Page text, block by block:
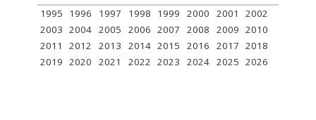
1995 1996 1997 1998 1999 2000 2001
2002
2003 2004 2005 2006 2007 2008 2009 2010
2011
2012 2013 2014 2015 2016 2017 2018
2019 2020 2021 2022 2023 2024 2025 2026